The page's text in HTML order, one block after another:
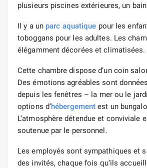
plusieurs piscines extérieures, un
Il y a un parc aquatique pour les
toboggans pour les adultes. Les
élégamment décorées et climatisées.
Cette chambre dispose d’un coin
Des émotions agréables sont
depuis les fenêtres – la mer ou le
options d’hébergement est un
L’atmosphère détendue et conviviale
soutenue par le personnel.
Les employés sont sympathiques et
des invités, chaque fois qu’ils